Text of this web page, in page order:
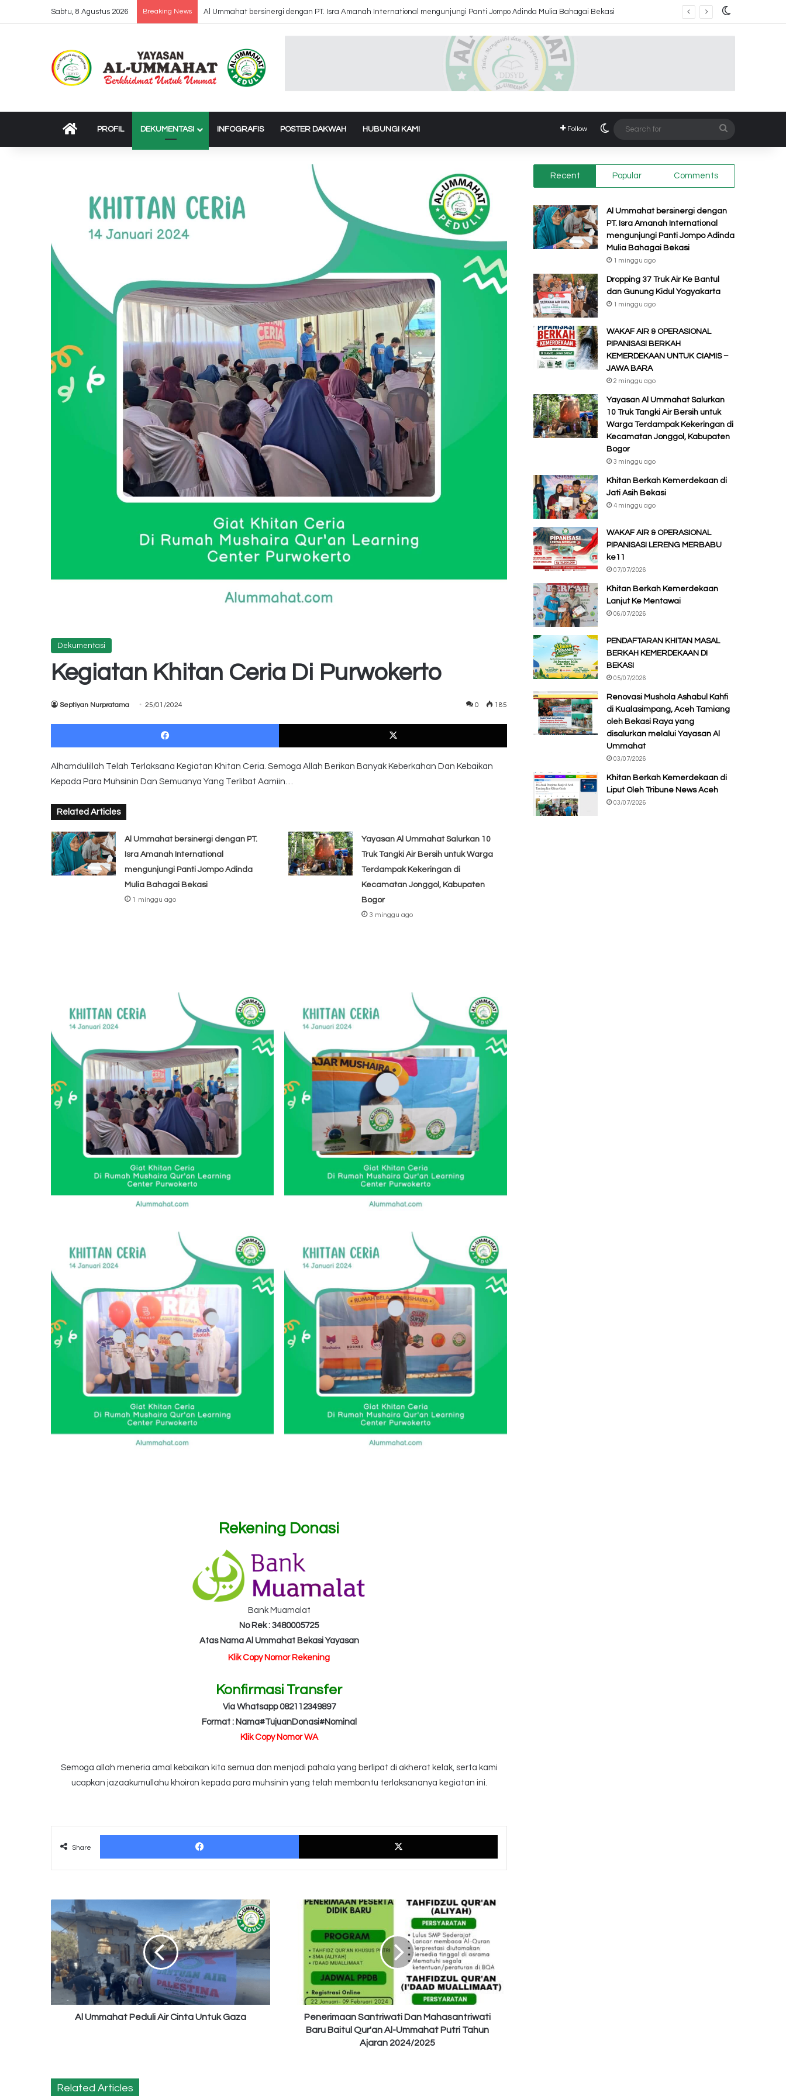
Sabtu, 8 Agustus 2026 Breaking News Dropping 37 Truk Air Ke Bantul dan Gunung Kidul Yogyakarta
BERANDA
PROFIL DEKUMENTASI INFOGRAFIS POSTER DAKWAH HUBUNGI KAMI Follow Switch skin
for
Dekumentasi
Kegiatan Khitan Ceria Di Purwokerto
Septiyan Nurpratama 25/01/2024 0 185
Facebook X
Alhamdulillah Telah Terlaksana Kegiatan Khitan Ceria. Semoga Allah Berikan Banyak Keberkahan Dan Kebaikan
Kepada Para Muhsinin Dan Semuanya Yang Terlibat Aamiin…
Related Articles
Al Ummahat bersinergi dengan PT.
Isra Amanah International
mengunjungi Panti Jompo Adinda
Mulia Bahagai Bekasi
1 minggu ago
Yayasan Al Ummahat Salurkan 10
Truk Tangki Air Bersih untuk Warga
Terdampak Kekeringan di
Kecamatan Jonggol, Kabupaten
Bogor
3 minggu ago
Rekening Donasi
Bank Muamalat
No Rek : 3480005725
Atas Nama Al Ummahat Bekasi Yayasan
Klik Copy Nomor Rekening
Konfirmasi Transfer
Via Whatsapp 082112349897
Format : Nama#TujuanDonasi#Nominal
Klik Copy Nomor WA
Semoga allah meneria amal kebaikan kita semua dan menjadi pahala yang berlipat di akherat kelak, serta kami
ucapkan jazaakumullahu khoiron kepada para muhsinin yang telah membantu terlaksananya kegiatan ini.
Share
Facebook X
Ummahat
Peduli
Air
Cinta
Untuk
Gaza
Al Ummahat Peduli Air Cinta Untuk Gaza
Penerimaan
Mahasantriwati
Ummahat
Tahun
Penerimaan Santriwati Dan Mahasantriwati
Baru Baitul Qur'an Al-Ummahat Putri Tahun
Ajaran 2024/2025
Related Articles
Recent Popular Comments
Al Ummahat bersinergi dengan
PT. Isra Amanah International
mengunjungi Panti Jompo Adinda
Mulia Bahagai Bekasi
1 minggu ago
Dropping 37 Truk Air Ke Bantul
dan Gunung Kidul Yogyakarta
1 minggu ago
WAKAF AIR & OPERASIONAL
PIPANISASI BERKAH
KEMERDEKAAN UNTUK CIAMIS –
JAWA BARA
2 minggu ago
Yayasan Al Ummahat Salurkan
10 Truk Tangki Air Bersih untuk
Warga Terdampak Kekeringan di
Kecamatan Jonggol, Kabupaten
Bogor
3 minggu ago
Khitan Berkah Kemerdekaan di
Jati Asih Bekasi
4 minggu ago
WAKAF AIR & OPERASIONAL
PIPANISASI LERENG MERBABU
ke11
07/07/2026
Khitan Berkah Kemerdekaan
Lanjut Ke Mentawai
06/07/2026
PENDAFTARAN KHITAN MASAL
BERKAH KEMERDEKAAN DI
BEKASI
05/07/2026
Renovasi Mushola Ashabul Kahfi
di Kualasimpang, Aceh Tamiang
oleh Bekasi Raya yang
disalurkan melalui Yayasan Al
Ummahat
03/07/2026
Khitan Berkah Kemerdekaan di
Liput Oleh Tribune News Aceh
03/07/2026